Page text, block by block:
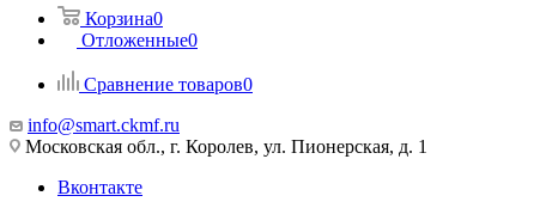
Корзина0
Отложенные0
Сравнение товаров0
info@smart.ckmf.ru
Московская обл., г. Королев, ул. Пионерская, д. 1
Вконтакте